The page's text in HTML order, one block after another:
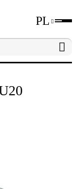
PL
środowiskowe